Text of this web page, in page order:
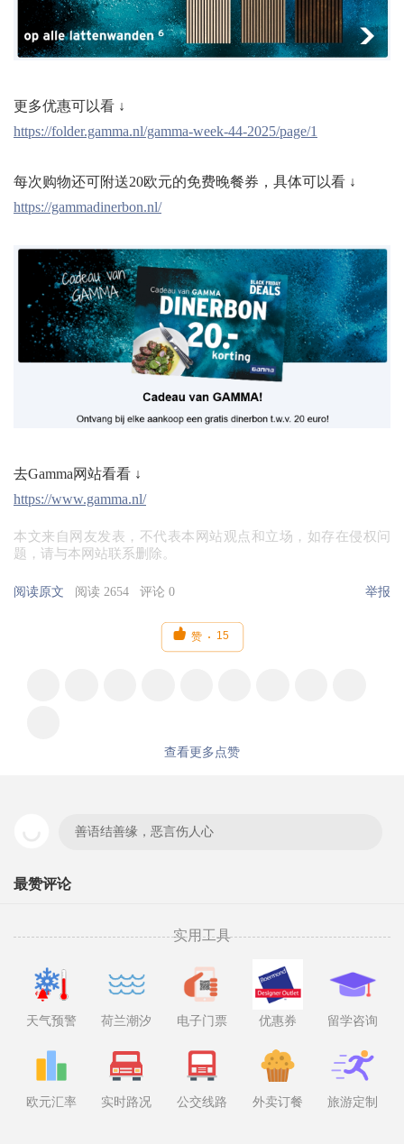
更多优惠可以看 ↓
https://folder.gamma.nl/gamma-week-44-2025/page/1
每次购物还可附送20欧元的免费晚餐券，具体可以看 ↓
https://gammadinerbon.nl/
去Gamma网站看看 ↓
https://www.gamma.nl/
本文来自网友发表，不代表本网站观点和立场，如存在侵权问
题，请与本网站联系删除。
阅读原文 阅读 2654 评论 0 举报
 赞 15
查看更多点赞
善语结善缘，恶言伤人心
最赞评论
实用工具
天气预警 荷兰潮汐 电子门票 优惠券 留学咨询
欧元汇率 实时路况 公交线路 外卖订餐 旅游定制